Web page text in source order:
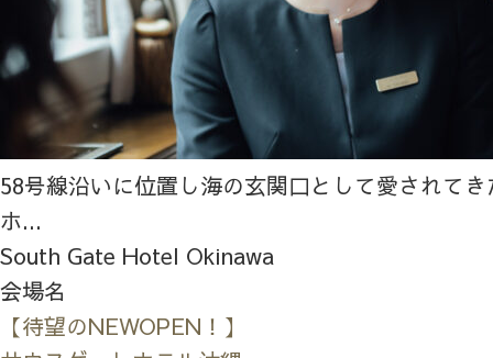
58号線沿いに位置し海の玄関口として愛されて
ホ...
South Gate Hotel Okinawa
会場名
【待望のNEWOPEN！】